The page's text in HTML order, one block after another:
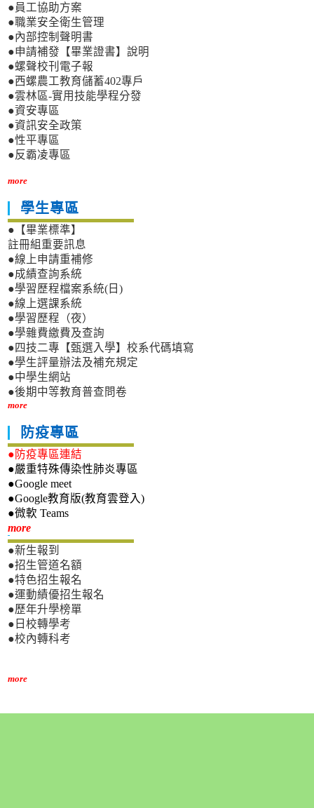
●員工協助方案
●職業安全衛生管理
●內部控制聲明書
●申請補發【畢業證書】說明
●螺聲校刊電子報
●西螺農工教育儲蓄402專戶
●雲林區-實用技能學程分發
●資安專區
●資訊安全政策
●性平專區
●反霸凌專區
more
學生專區
●【畢業標準】
註冊組重要訊息
●線上申請重補修
●成績查詢系統
●學習歷程檔案系統(日)
●線上選課系統
●學習歷程（夜）
●學雜費繳費及查詢
●四技二專【甄選入學】校系代碼填寫
●學生評量辦法及補充規定
●中學生網站
●後期中等教育普查問卷
more
防疫專區
●防疫專區連結
●嚴重特殊傳染性肺炎專區
●Google meet
●Google教育版(教育雲登入)
●微軟 Teams
more新生專區
●新生報到
●招生管道名額
●特色招生報名
●運動績優招生報名
●歷年升學榜單
●日校轉學考
●校內轉科考
more